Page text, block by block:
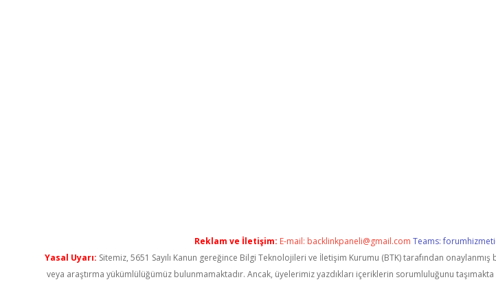
Reklam ve İletişim: E-mail: backlinkpaneli@gmail.com Teams:
Yasal Uyarı: Sitemiz, 5651 Sayılı Kanun gereğince Bilgi Teknolojileri ve İletişim Kurumu (BTK) tarafından
veya araştırma yükümlülüğümüz bulunmamaktadır. Ancak, üyelerimiz yazdıkları içeriklerin sorumluluğunu